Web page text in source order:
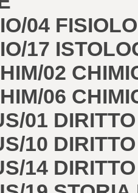
04
17
02
06
01
10
14